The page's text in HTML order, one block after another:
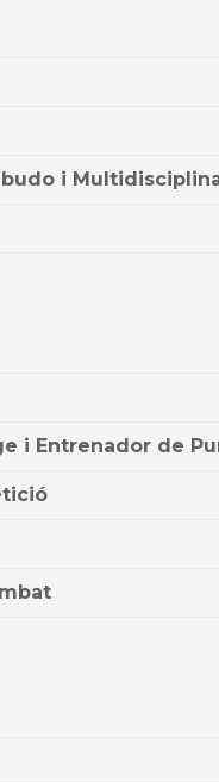
i
i Entrenador de